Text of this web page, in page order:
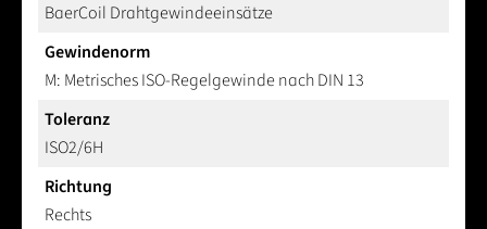
BaerCoil Drahtgewindeeinsätze
Gewindenorm
M: Metrisches ISO-Regelgewinde nach DIN 13
Toleranz
ISO2/6H
Richtung
Rechts